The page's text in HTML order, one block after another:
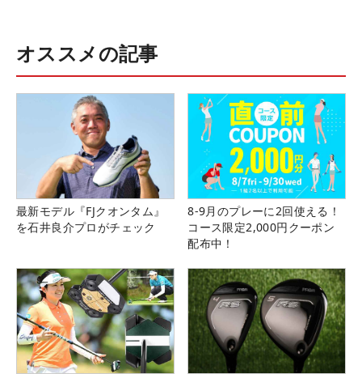
オススメの記事
最新モデル『FJクオンタム』
を石井良介プロがチェック
8-9月のプレーに2回使える！
コース限定2,000円クーポン
配布中！